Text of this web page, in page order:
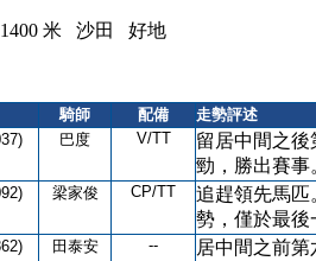
米 沙田 好地
騎師 配備
走勢評述
巴度 V/TT
留居中間之
勁，勝出賽事
梁家俊 CP/TT
追趕領先馬匹
勢，僅於最後
田泰安 --
居中間之前